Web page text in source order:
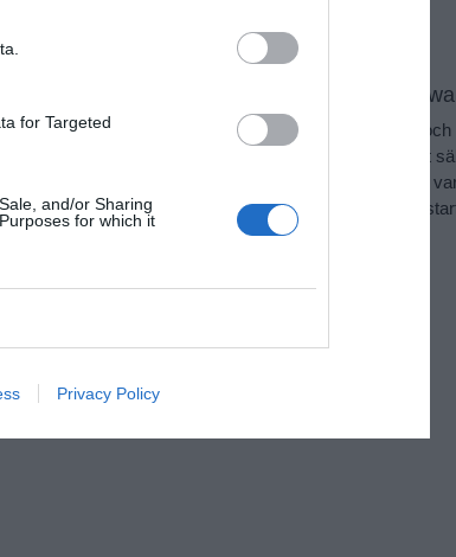
for Targeted
and/or Sharing
for which it
Privacy Policy
Snusbolaget.se.
KEJSAR, Leo och
I detta avsnitt träffar vi Leo
Kejsar, som började med att
den så kallade kejsarlänken
som de lanserade. Bolaget